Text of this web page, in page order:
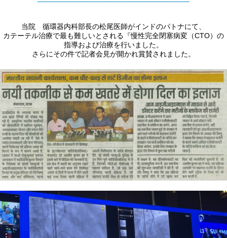
当院 循環器内科部長の松尾医師がインドのパトナにて、
カテーテル治療で最も難しいとされる『慢性完全閉塞病変（CTO）の
指導および治療を行いました。
さらにその件で記者会見が開かれ賞賛されました。